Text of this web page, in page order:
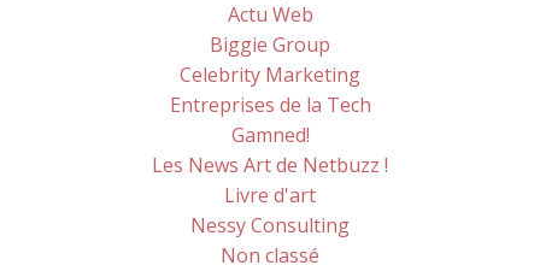
Actu Web
Biggie Group
Celebrity Marketing
Entreprises de la Tech
Gamned!
Les News Art de Netbuzz !
Livre d'art
Nessy Consulting
Non classé